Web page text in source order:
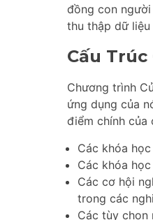
đồng con
thu thập dữ
Cấu
Chương trình
ứng dụng của
điểm chính của
Các khóa
Các khóa
Các cơ hội
trong các
Các tùy chọn